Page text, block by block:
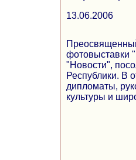
13.06.2006
фотовыставки
"Новости",
Республики. В
дипломаты,
культуры и